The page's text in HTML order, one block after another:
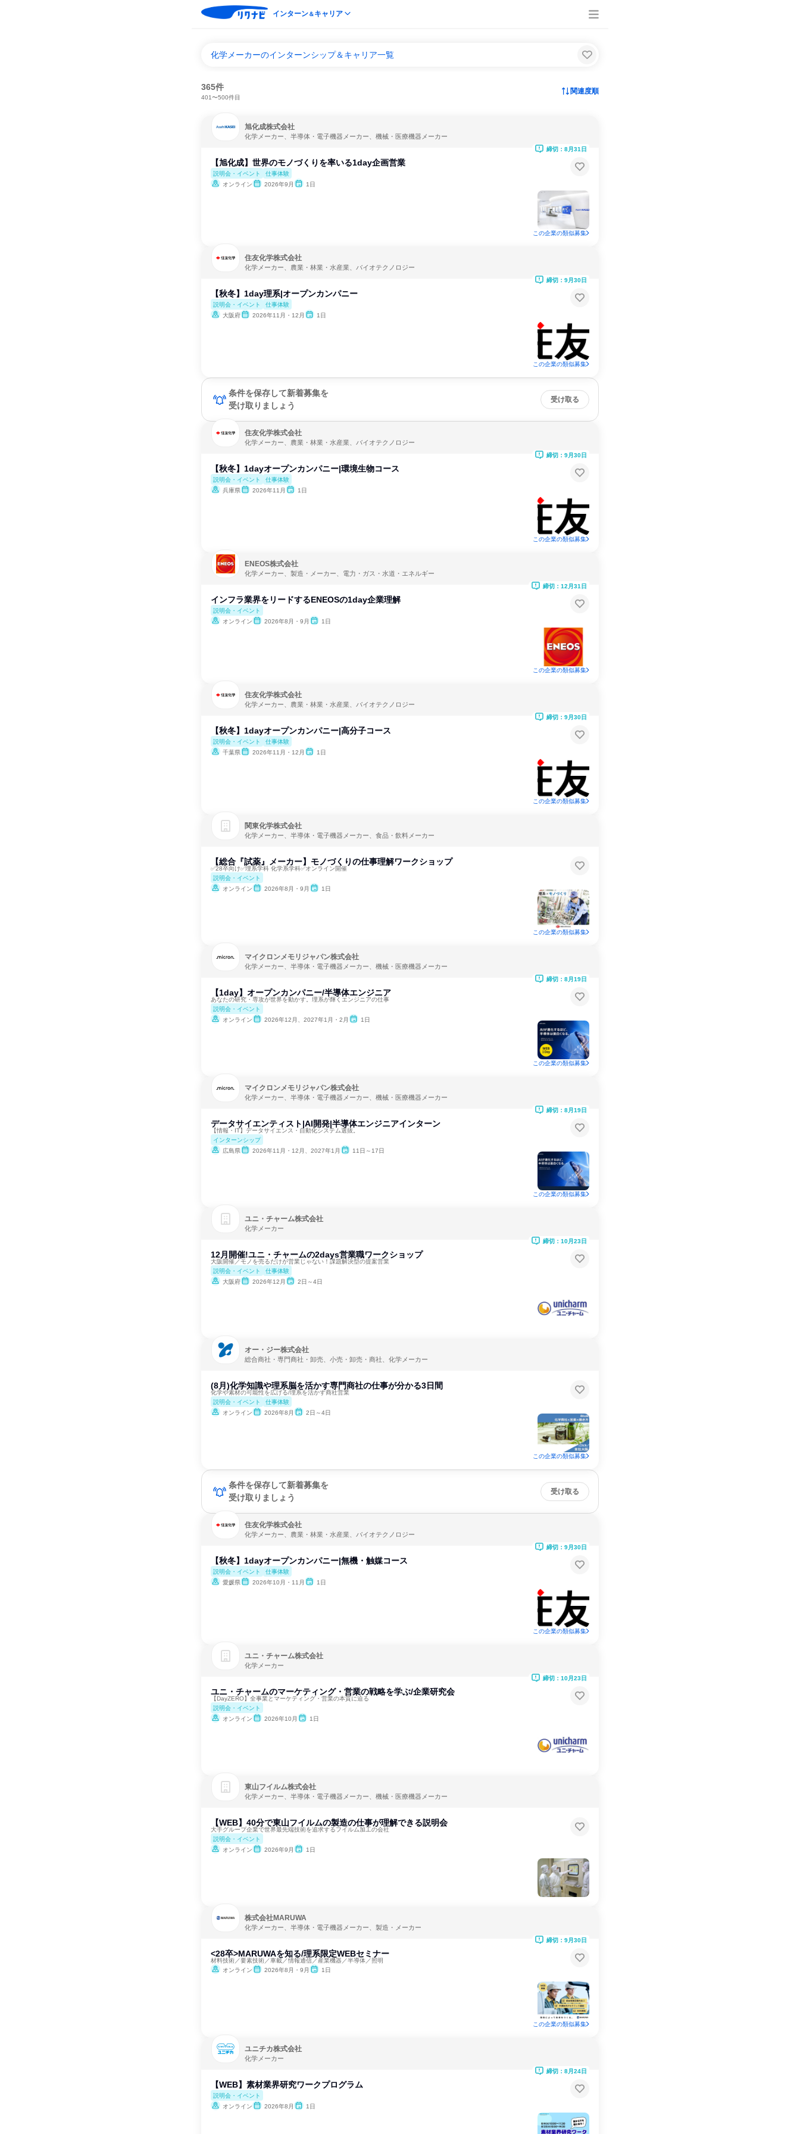
インターン＆キャリア
化学メーカーのインターンシップ＆キャリア一覧
365件
401〜500件目
関連度順
旭化成株式会社
化学メーカー、半導体・電子機器メーカー、機械・医療機器メーカー
【旭化成】世界のモノづくりを率いる1day企画営業
説明会・イベント
仕事体験
オンライン
2026年9月 1日
締切：8月31日
この企業の類似募集
住友化学株式会社
化学メーカー、農業・林業・水産業、バイオテクノロジー
【秋冬】1day理系|オープンカンパニー
説明会・イベント
仕事体験
大阪府
2026年11月・12月 1日
締切：9月30日
この企業の類似募集
条件を保存して新着募集を
受け取りましょう
受け取る
住友化学株式会社
化学メーカー、農業・林業・水産業、バイオテクノロジー
【秋冬】1dayオープンカンパニー|環境生物コース
説明会・イベント
仕事体験
兵庫県
2026年11月 1日
締切：9月30日
この企業の類似募集
ENEOS株式会社
化学メーカー、製造・メーカー、電力・ガス・水道・エネルギー
インフラ業界をリードするENEOSの1day企業理解
説明会・イベント
オンライン
2026年8月・9月 1日
締切：12月31日
この企業の類似募集
住友化学株式会社
化学メーカー、農業・林業・水産業、バイオテクノロジー
【秋冬】1dayオープンカンパニー|⾼分⼦コース
説明会・イベント
仕事体験
千葉県
2026年11月・12月 1日
締切：9月30日
この企業の類似募集
関東化学株式会社
化学メーカー、半導体・電子機器メーカー、食品・飲料メーカー
【総合『試薬』メーカー】モノづくりの仕事理解ワークショップ
✅28卒向け✅理系学科 化学系学科✅オンライン開催
説明会・イベント
オンライン
2026年8月・9月 1日
この企業の類似募集
マイクロンメモリジャパン株式会社
化学メーカー、半導体・電子機器メーカー、機械・医療機器メーカー
【1day】オープンカンパニー/半導体エンジニア
あなたの研究・専攻が世界を動かす。理系が輝くエンジニアの仕事
説明会・イベント
オンライン
2026年12月、2027年1月・2月 1日
締切：8月19日
この企業の類似募集
マイクロンメモリジャパン株式会社
化学メーカー、半導体・電子機器メーカー、機械・医療機器メーカー
データサイエンティスト|AI開発|半導体エンジニアインターン
【情報・IT】データサイエンス・自動化システム選抜。
インターンシップ
広島県
2026年11月・12月、2027年1月 11日～17日
締切：8月19日
この企業の類似募集
ユニ・チャーム株式会社
化学メーカー
12月開催!ユニ・チャームの2days営業職ワークショップ
大阪開催／モノを売るだけが営業じゃない！課題解決型の提案営業
説明会・イベント
仕事体験
大阪府
2026年12月 2日～4日
締切：10月23日
オー・ジー株式会社
総合商社・専門商社・卸売、小売・卸売・商社、化学メーカー
(8月)化学知識や理系脳を活かす専門商社の仕事が分かる3日間
化学や素材の可能性を広げる/理系を活かす商社営業
説明会・イベント
仕事体験
オンライン
2026年8月 2日～4日
この企業の類似募集
条件を保存して新着募集を
受け取りましょう
受け取る
住友化学株式会社
化学メーカー、農業・林業・水産業、バイオテクノロジー
【秋冬】1dayオープンカンパニー|無機・触媒コース
説明会・イベント
仕事体験
愛媛県
2026年10月・11月 1日
締切：9月30日
この企業の類似募集
ユニ・チャーム株式会社
化学メーカー
ユニ・チャームのマーケティング・営業の戦略を学ぶ/企業研究会
【DayZERO】全事業とマーケティング・営業の本質に迫る
説明会・イベント
オンライン
2026年10月 1日
締切：10月23日
東山フイルム株式会社
化学メーカー、半導体・電子機器メーカー、機械・医療機器メーカー
【WEB】40分で東山フイルムの製造の仕事が理解できる説明会
大手グループ企業で世界最先端技術を追求するフイルム加工の会社
説明会・イベント
オンライン
2026年9月 1日
株式会社MARUWA
化学メーカー、半導体・電子機器メーカー、製造・メーカー
<28卒>MARUWAを知る/理系限定WEBセミナー
材料技術／要素技術／車載／情報通信／産業機器／半導体／照明
オンライン
2026年8月・9月 1日
締切：9月30日
この企業の類似募集
ユニチカ株式会社
化学メーカー
【WEB】素材業界研究ワークプログラム
説明会・イベント
オンライン
2026年8月 1日
締切：8月24日